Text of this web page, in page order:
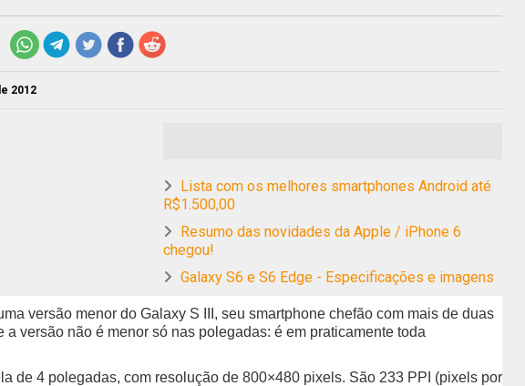
2012
Lista com os melhores smartphones Android até
R$1.500,00
Resumo das novidades da Apple / iPhone 6
chegou!
Galaxy S6 e S6 Edge - Especificações e imagens
versão menor do Galaxy S III, seu smartphone chefão com mais de duas
a versão não é menor só nas polegadas: é em praticamente toda
de 4 polegadas, com resolução de 800×480 pixels. São 233 PPI (pixels por